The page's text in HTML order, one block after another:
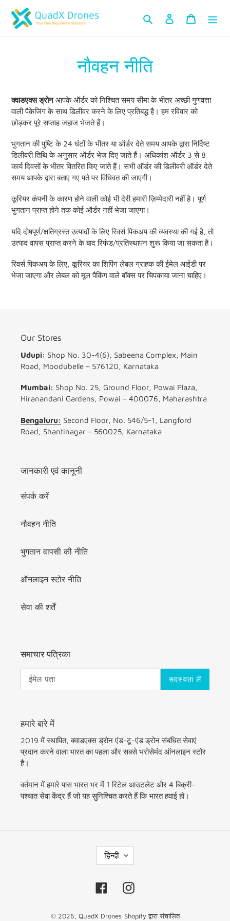
लॉग इन करें
कार्ट
नौवहन नीति
क्वाडएक्स ड्रोन आपके ऑर्डर को निश्चित समय सीमा के भीतर अच्छी गुणवत्ता
वाली पैकेजिंग के साथ डिलीवर करने के लिए प्रतिबद्ध है। हम रविवार को
छोड़कर पूरे सप्ताह जहाज भेजते हैं।
भुगतान की पुष्टि के 24 घंटों के भीतर या ऑर्डर देते समय आपके द्वारा निर्दिष्ट
डिलीवरी तिथि के अनुसार ऑर्डर भेज दिए जाते हैं। अधिकांश ऑर्डर 3 से 8
कार्य दिवसों के भीतर वितरित किए जाते हैं। सभी ऑर्डर की डिलीवरी ऑर्डर देते
समय आपके द्वारा बताए गए पते पर विधिवत की जाएगी।
कूरियर कंपनी के कारण होने वाली कोई भी देरी हमारी ज़िम्मेदारी नहीं है। पूर्ण
भुगतान प्राप्त होने तक कोई ऑर्डर नहीं भेजा जाएगा।
यदि दोषपूर्ण/क्षतिग्रस्त उत्पादों के लिए रिवर्स पिकअप की व्यवस्था की गई है, तो
उत्पाद वापस प्राप्त करने के बाद रिफंड/प्रतिस्थापन शुरू किया जा सकता है।
रिवर्स पिकअप के लिए, कूरियर का शिपिंग लेबल ग्राहक की ईमेल आईडी पर
भेजा जाएगा और लेबल को मूल पैकिंग वाले बॉक्स पर चिपकाया जाना चाहिए।
Our Stores
Udupi: Shop No. 30-4(6), Sabeena Complex, Main
Road, Moodubelle – 576120, Karnataka
Mumbai: Shop No. 25, Ground Floor, Powai Plaza,
Hiranandani Gardens, Powai – 400076, Maharashtra
Bengaluru: Second Floor, No. 546/5-1, Langford
Road, Shantinagar – 560025, Karnataka
जानकारी एवं कानूनी
संपर्क करें
नौवहन नीति
भुगतान वापसी की नीति
ऑनलाइन स्टोर नीति
सेवा की शर्तें
समाचार पत्रिका
सदस्यता लें
हमारे बारे में
2019 में स्थापित, क्वाडएक्स ड्रोन एंड-टू-एंड ड्रोन संबंधित सेवाएं
प्रदान करने वाला भारत का पहला और सबसे भरोसेमंद ऑनलाइन स्टोर
है।
वर्तमान में हमारे पास भारत भर में 1 रिटेल आउटलेट और 4 बिक्री-
पश्चात सेवा केंद्र हैं जो यह सुनिश्चित करते हैं कि भारत हवाई हो।
भा
षा
हिन्दी
FacebookInstagram
© 2026, QuadX Drones Shopify द्वारा संचालित